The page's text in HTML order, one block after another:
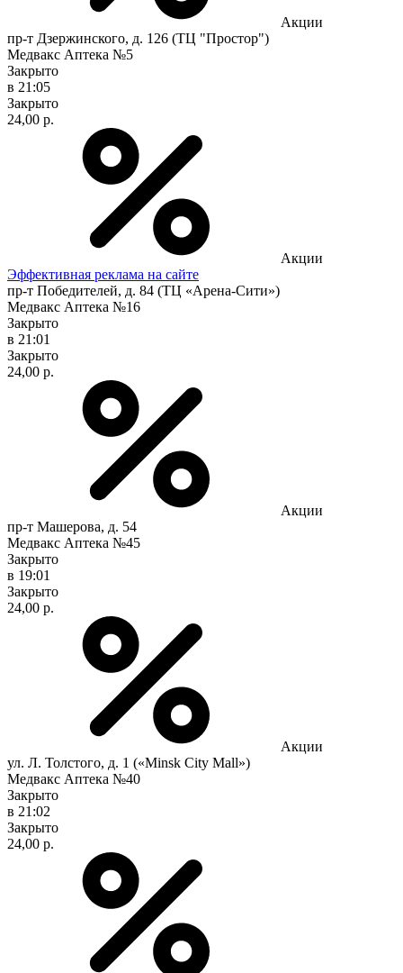
Акции
пр-т Дзержинского, д. 126 (ТЦ "Простор")
Медвакс Аптека №5
Закрыто
в 21:05
Закрыто
24,00 р.
Акции
Эффективная реклама на сайте
пр-т Победителей, д. 84 (ТЦ «Арена-Сити»)
Медвакс Аптека №16
Закрыто
в 21:01
Закрыто
24,00 р.
Акции
пр-т Машерова, д. 54
Медвакс Аптека №45
Закрыто
в 19:01
Закрыто
24,00 р.
Акции
ул. Л. Толстого, д. 1 («Minsk City Mall»)
Медвакс Аптека №40
Закрыто
в 21:02
Закрыто
24,00 р.